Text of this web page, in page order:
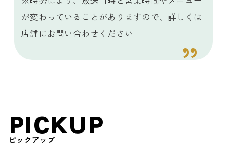
が変わっていることがありますので、詳しくは
店舗にお問い合わせください
PICKUP
ピックアップ